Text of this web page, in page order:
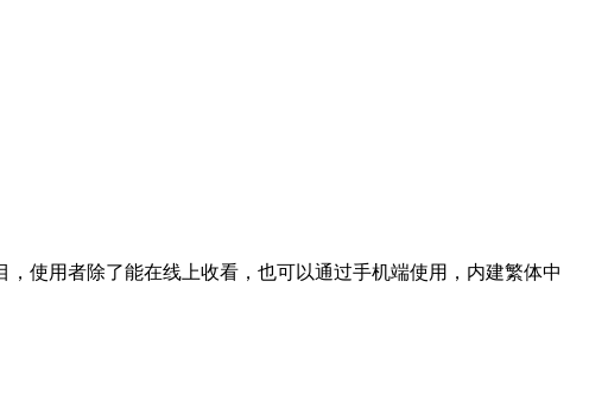
使用者除了能在线上收看，也可以通过手机端使用，内建繁体中